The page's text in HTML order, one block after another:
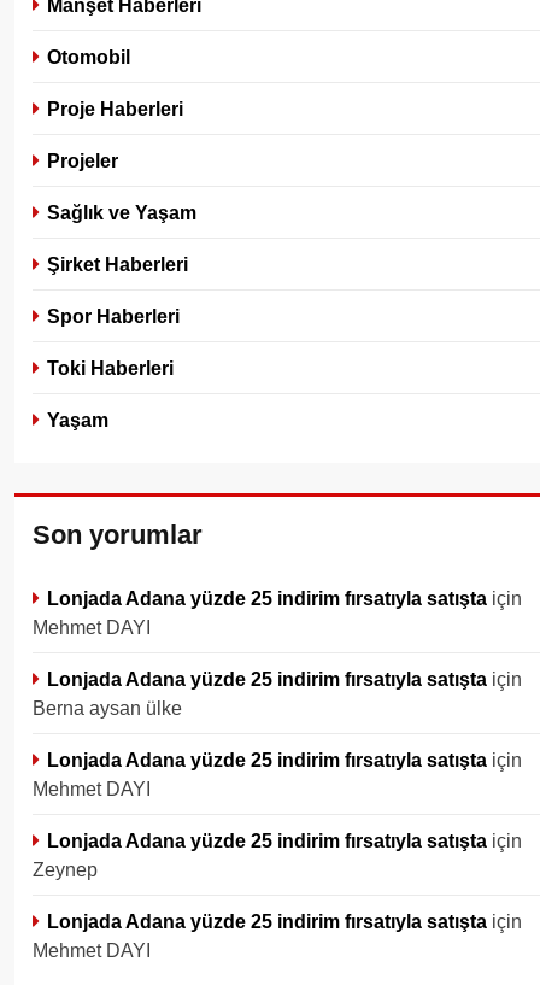
Otomobil
Proje Haberleri
Projeler
Sağlık ve Yaşam
Şirket Haberleri
Spor Haberleri
Toki Haberleri
Yaşam
Son yorumlar
Lonjada Adana yüzde 25 indirim fırsatıyla satışta için
Mehmet DAYI
Lonjada Adana yüzde 25 indirim fırsatıyla satışta için
Berna aysan ülke
Lonjada Adana yüzde 25 indirim fırsatıyla satışta için
Mehmet DAYI
Lonjada Adana yüzde 25 indirim fırsatıyla satışta için
Zeynep
Lonjada Adana yüzde 25 indirim fırsatıyla satışta için
Mehmet DAYI